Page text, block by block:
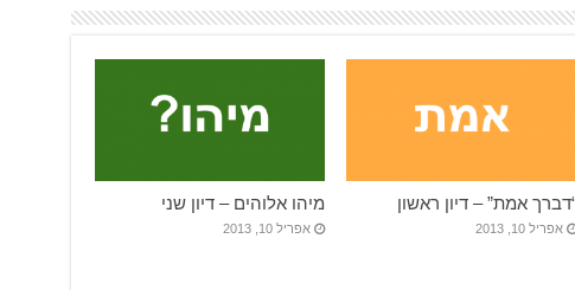
אמת” – דיון ראשון
אפריל 10, 2013
מיהו אלוהים – דיון שני
אפריל 10, 2013